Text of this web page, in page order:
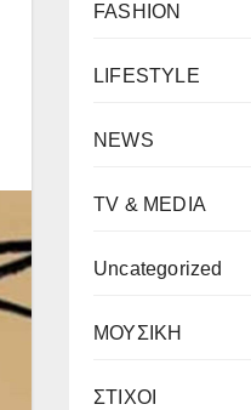
FASHION
LIFESTYLE
NEWS
TV & MEDIA
Uncategorized
ΜΟΥΣΙΚΗ
ΣΤΙΧΟΙ